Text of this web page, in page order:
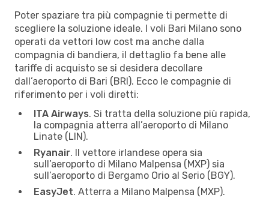
Poter spaziare tra più compagnie ti permette di
scegliere la soluzione ideale. I voli Bari Milano sono
operati da vettori low cost ma anche dalla
compagnia di bandiera, il dettaglio fa bene alle
tariffe di acquisto se si desidera decollare
dall’aeroporto di Bari (BRI). Ecco le compagnie di
riferimento per i voli diretti:
ITA Airways. Si tratta della soluzione più rapida,
la compagnia atterra all’aeroporto di Milano
Linate (LIN).
Ryanair. Il vettore irlandese opera sia
sull’aeroporto di Milano Malpensa (MXP) sia
sull’aeroporto di Bergamo Orio al Serio (BGY).
EasyJet. Atterra a Milano Malpensa (MXP).